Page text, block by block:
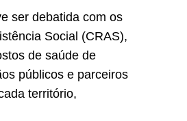
ser debatida com os
Social (CRAS),
de saúde de
públicos e parceiros
território,